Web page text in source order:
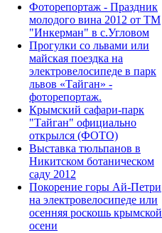
Фоторепортаж - Праздник
молодого вина 2012 от ТМ
"Инкерман" в с.Угловом
Прогулки cо львами или
майская поездка на
электровелосипеде в парк
львов «Тайган» -
фоторепортаж.
Крымский сафари-парк
"Тайган" официально
открылся (ФОТО)
Выставка тюльпанов в
Никитском ботаническом
саду 2012
Покорение горы Ай-Петри
на электровелосипеде или
осенняя роскошь крымской
осени